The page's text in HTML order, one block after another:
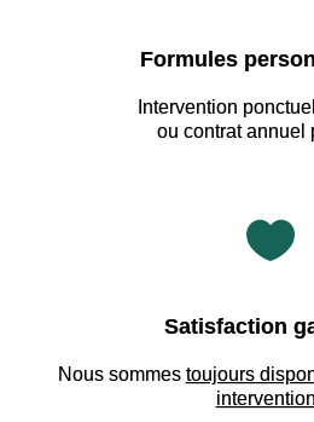
Formules
Intervention
ou contrat annuel

Satisfaction
Nous sommes toujours